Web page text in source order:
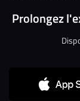
Continuer sans
Prolongez